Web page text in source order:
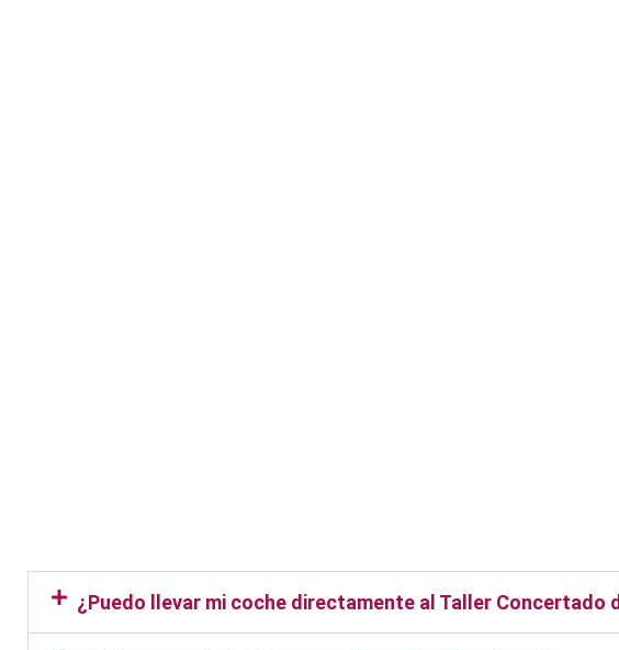
¿Puedo llevar mi coche directamente al Taller Concertado